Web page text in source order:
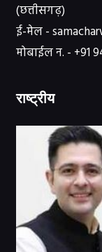
(छत्तीसगढ़)
ई-मेल -
मोबाईल न. - +91
राष्ट्रीय